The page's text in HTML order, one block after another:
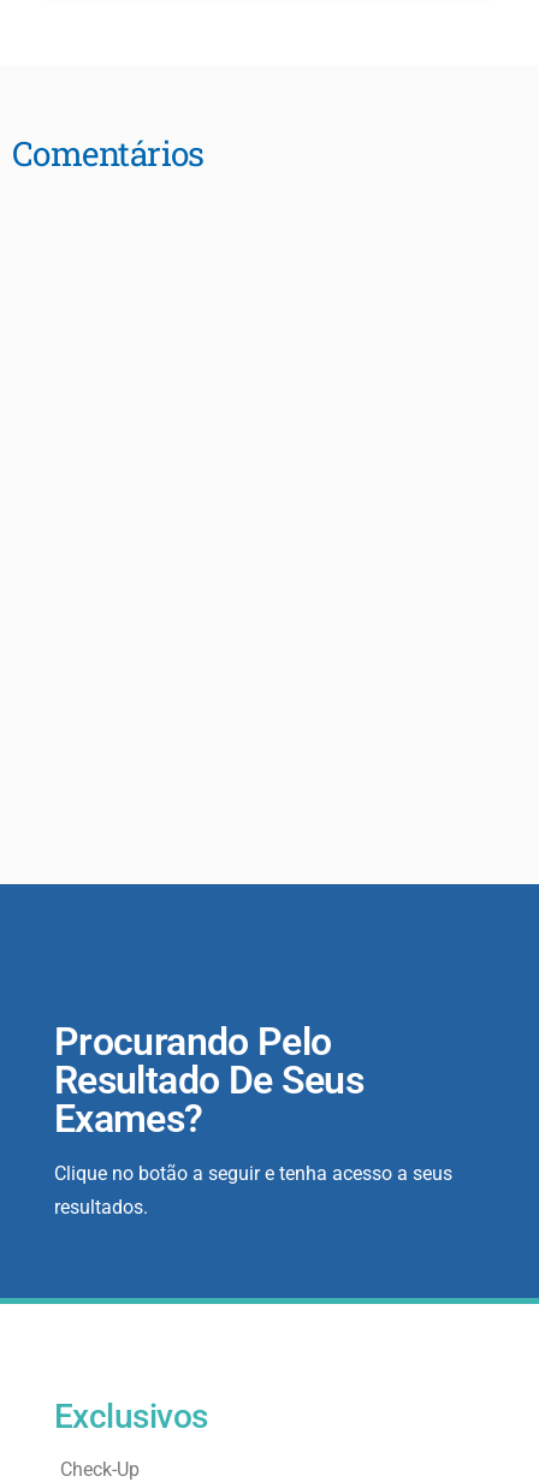
Comentários
Procurando Pelo
Resultado De Seus
Exames?
Clique no botão a seguir e tenha acesso a seus
resultados.
Exclusivos
Check-Up